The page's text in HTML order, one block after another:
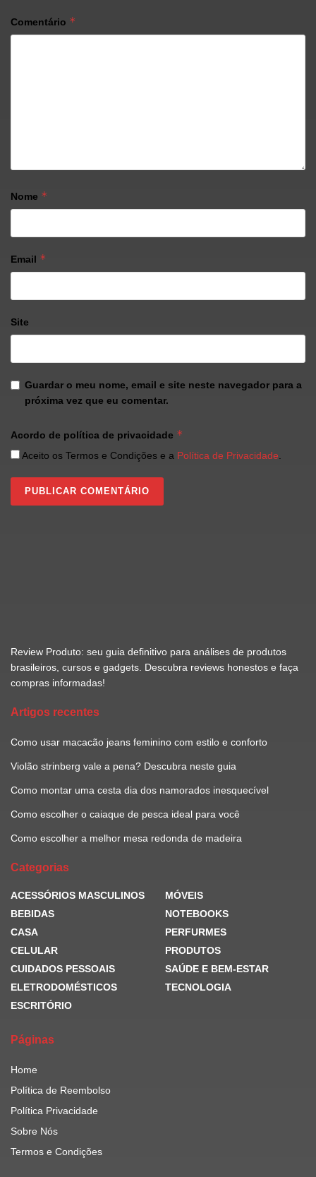
Comentário *
Nome *
Email *
Site
Guardar o meu nome, email e site neste navegador para a
próxima vez que eu comentar.
Acordo de política de privacidade *
Aceito os Termos e Condições e a Política de Privacidade.
Review Produto: seu guia definitivo para análises de produtos
brasileiros, cursos e gadgets. Descubra reviews honestos e faça
compras informadas!
Artigos recentes
Como usar macacão jeans feminino com estilo e conforto
Violão strinberg vale a pena? Descubra neste guia
Como montar uma cesta dia dos namorados inesquecível
Como escolher o caiaque de pesca ideal para você
Como escolher a melhor mesa redonda de madeira
Categorias
ACESSÓRIOS MASCULINOS
BEBIDAS
CASA
CELULAR
CUIDADOS PESSOAIS
ELETRODOMÉSTICOS
ESCRITÓRIO
MÓVEIS
NOTEBOOKS
PERFURMES
PRODUTOS
SAÚDE E BEM-ESTAR
TECNOLOGIA
Páginas
Home
Política de Reembolso
Política Privacidade
Sobre Nós
Termos e Condições